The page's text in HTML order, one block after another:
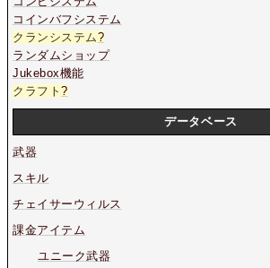
コインバフシステム
クランシステム?
ランダムショップ
Jukebox機能
クラフト?
データベース
武器
スキル
チェイサーウィルス
課金アイテム
ユニーク武器